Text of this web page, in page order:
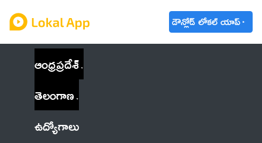
డౌన్లోడ్ లోకల్ యాప్
ఆంధ్రప్రదేశ్
తెలంగాణ
ఉద్యోగాలు